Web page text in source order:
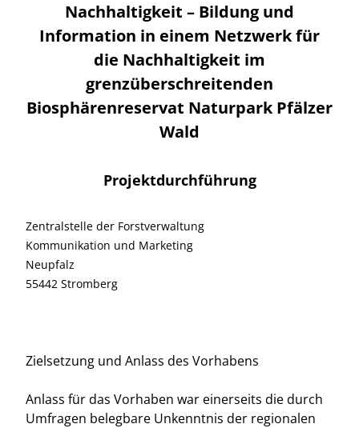
Nachhaltigkeit – Bildung und
Information in einem Netzwerk für
die Nachhaltigkeit im
grenzüberschreitenden
Biosphärenreservat Naturpark Pfälzer
Wald
Projektdurchführung
Zentralstelle der Forstverwaltung
Kommunikation und Marketing
Neupfalz
55442 Stromberg
Zielsetzung und Anlass des Vorhabens
Anlass für das Vorhaben war einerseits die durch
Umfragen belegbare Unkenntnis der regionalen